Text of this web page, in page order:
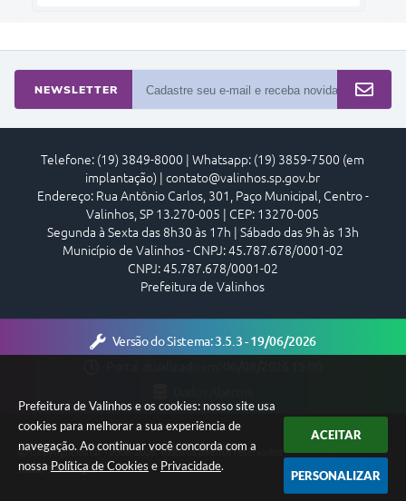
Prefeitura de Valinhos e os cookies: nosso site usa
cookies para melhorar a sua experiência de
navegação. Ao continuar você concorda com a
nossa Política de Cookies e Privacidade.
ACEITAR
PERSONALIZAR
NEWSLETTER
Telefone: (19) 3849-8000 | Whatsapp: (19) 3859-7500 (em
implantação) | contato@valinhos.sp.gov.br
Endereço: Rua Antônio Carlos, 301, Paço Municipal, Centro -
Valinhos, SP 13.270-005 | CEP: 13270-005
Segunda à Sexta das 8h30 às 17h | Sábado das 9h às 13h
Município de Valinhos - CNPJ: 45.787.678/0001-02
CNPJ: 45.787.678/0001-02
Prefeitura de Valinhos
Versão do Sistema:3.5.3 - 19/06/2026
Copyright Instar - 2006-2026. Todos os direitos reservados -
Instar Tecnologia